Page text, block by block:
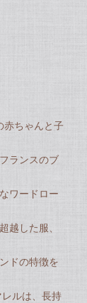
赤ちゃんと子
ランスのブ
ワードロー
越した服、
ドの特徴を
ルは、長持